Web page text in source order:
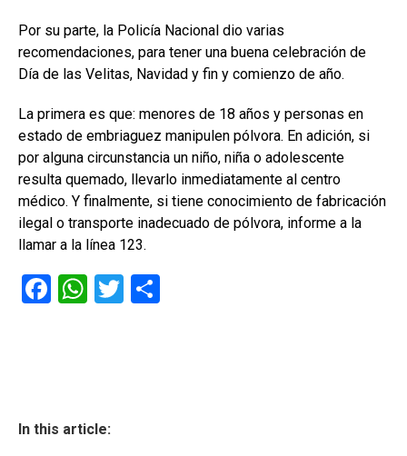
Por su parte, la Policía Nacional dio varias
recomendaciones, para tener una buena celebración de
Día de las Velitas, Navidad y fin y comienzo de año.
La primera es que: menores de 18 años y personas en
estado de embriaguez manipulen pólvora. En adición, si
por alguna circunstancia un niño, niña o adolescente
resulta quemado, llevarlo inmediatamente al centro
médico. Y finalmente, si tiene conocimiento de fabricación
ilegal o transporte inadecuado de pólvora, informe a la
llamar a la línea 123.
F
ok
W
p
T
In this article: